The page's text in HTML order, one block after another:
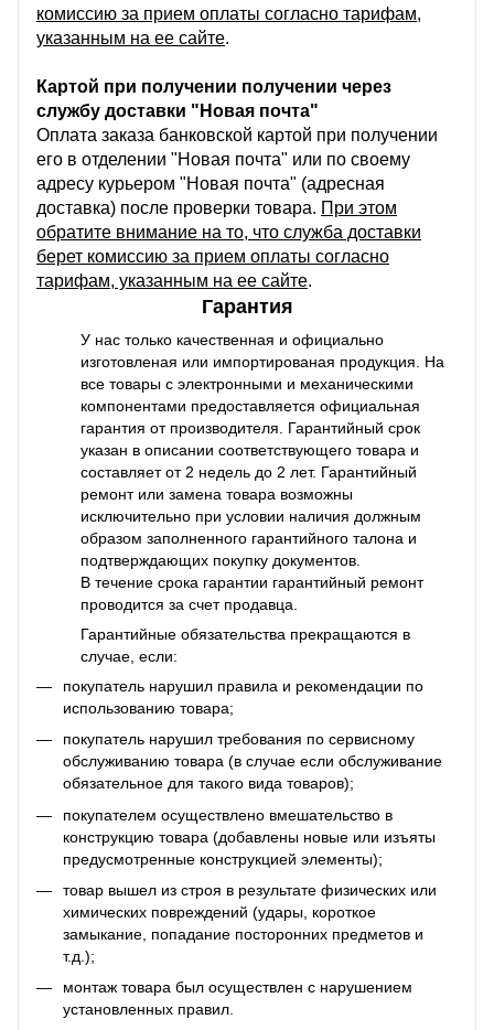
комиссию за прием оплаты согласно тарифам,
указанным на ее сайте.
Картой при получении получении через
службу доставки "Новая почта"
Оплата заказа банковской картой при получении
его в отделении "Новая почта" или по своему
адресу курьером "Новая почта" (адресная
доставка) после проверки товара. При этом
обратите внимание на то, что служба доставки
берет комиссию за прием оплаты согласно
тарифам, указанным на ее сайте.
Гарантия
У нас только качественная и официально
изготовленая или импортированая продукция. На
все товары с электронными и механическими
компонентами предоставляется официальная
гарантия от производителя. Гарантийный срок
указан в описании соответствующего товара и
составляет от 2 недель до 2 лет. Гарантийный
ремонт или замена товара возможны
исключительно при условии наличия должным
образом заполненного гарантийного талона и
подтверждающих покупку документов.
В течение срока гарантии гарантийный ремонт
проводится за счет продавца.
Гарантийные обязательства прекращаются в
случае, если:
покупатель нарушил правила и рекомендации по
использованию товара;
покупатель нарушил требования по сервисному
обслуживанию товара (в случае если обслуживание
обязательное для такого вида товаров);
покупателем осуществлено вмешательство в
конструкцию товара (добавлены новые или изъяты
предусмотренные конструкцией элементы);
товар вышел из строя в результате физических или
химических повреждений (удары, короткое
замыкание, попадание посторонних предметов и
т.д.);
монтаж товара был осуществлен с нарушением
установленных правил.